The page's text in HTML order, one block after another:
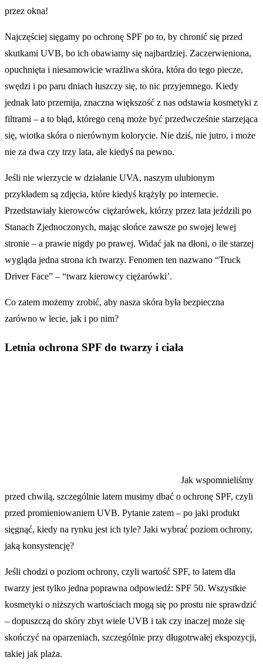
przez okna!
Najczęściej sięgamy po ochronę SPF po to, by chronić się przed
skutkami UVB, bo ich obawiamy się najbardziej. Zaczerwieniona,
opuchnięta i niesamowicie wrażliwa skóra, która do tego piecze,
swędzi i po paru dniach łuszczy się, to nic przyjemnego. Kiedy
jednak lato przemija, znaczna większość z nas odstawia kosmetyki z
filtrami – a to błąd, którego ceną może być przedwcześnie starzejąca
się, wiotka skóra o nierównym kolorycie. Nie dziś, nie jutro, i może
nie za dwa czy trzy lata, ale kiedyś na pewno.
Jeśli nie wierzycie w działanie UVA, naszym ulubionym
przykładem są zdjęcia, które kiedyś krążyły po internecie.
Przedstawiały kierowców ciężarówek, którzy przez lata jeździli po
Stanach Zjednoczonych, mając słońce zawsze po swojej lewej
stronie – a prawie nigdy po prawej. Widać jak na dłoni, o ile starzej
wygląda jedna strona ich twarzy. Fenomen ten nazwano “Truck
Driver Face” – “twarz kierowcy ciężarówki’.
Co zatem możemy zrobić, aby nasza skóra była bezpieczna
zarówno w lecie, jak i po nim?
Letnia ochrona SPF do twarzy i ciała
Jak wspomnieliśmy
przed chwilą, szczególnie latem musimy dbać o ochronę SPF, czyli
przed promieniowaniem UVB. Pytanie zatem – po jaki produkt
sięgnąć, kiedy na rynku jest ich tyle? Jaki wybrać poziom ochrony,
jaką konsystencję?
Jeśli chodzi o poziom ochrony, czyli wartość SPF, to latem dla
twarzy jest tylko jedna poprawna odpowiedź: SPF 50. Wszystkie
kosmetyki o niższych wartościach mogą się po prostu nie sprawdzić
– dopuszczą do skóry zbyt wiele UVB i tak czy inaczej może się
skończyć na oparzeniach, szczególnie przy długotrwałej ekspozycji,
takiej jak plaża.